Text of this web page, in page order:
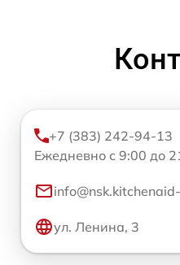
+7 (383) 242-94-13
Ежедневно с 9:00 до
ул. Ленина, 3